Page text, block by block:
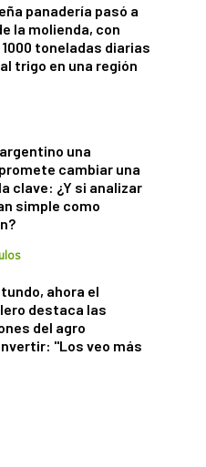
panadería pasó a
la molienda, con
toneladas diarias
trigo en una región
una
cambiar una
clave: ¿Y si analizar
simple como
ahora el
destaca las
del agro
"Los veo más